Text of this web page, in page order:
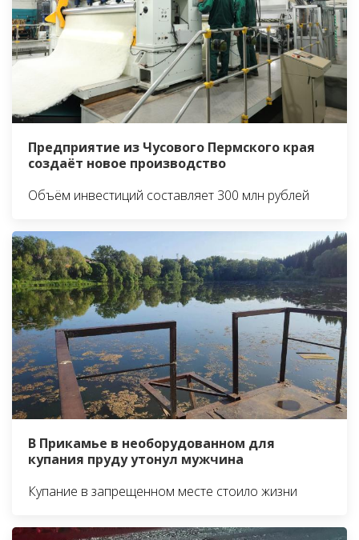
Предприятие из Чусового Пермского края
создаёт новое производство
Объём инвестиций составляет 300 млн рублей
В Прикамье в необорудованном для
купания пруду утонул мужчина
Купание в запрещенном месте стоило жизни